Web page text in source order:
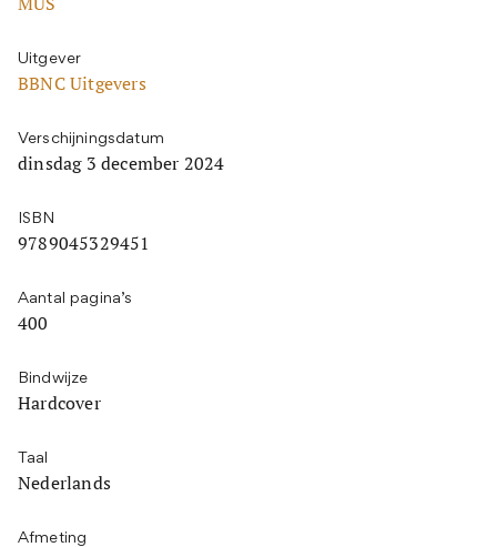
Uitgever
BBNC Uitgevers
Verschijningsdatum
dinsdag 3 december 2024
ISBN
9789045329451
Aantal pagina’s
400
Bindwijze
Hardcover
Taal
Nederlands
Afmeting